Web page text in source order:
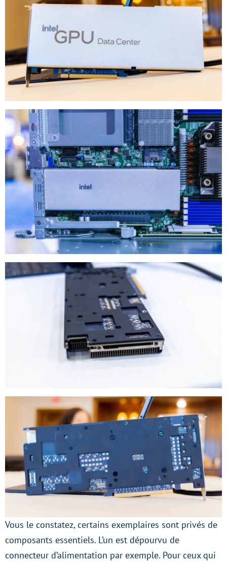
Vous le constatez, certains exemplaires sont privés de
composants essentiels. L’un est dépourvu de
connecteur d’alimentation par exemple. Pour ceux qui